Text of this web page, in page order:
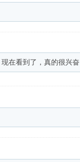
在看到了，真的很兴奋